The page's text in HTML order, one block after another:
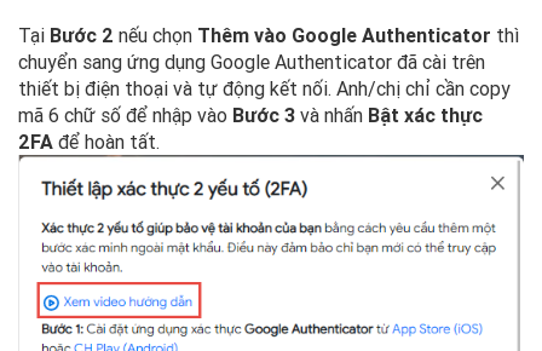
Tại Bước 2 nếu chọn Thêm vào Google Authenticator thì
chuyển sang ứng dụng Google Authenticator đã cài trên
thiết bị điện thoại và tự động kết nối. Anh/chị chỉ cần copy
mã 6 chữ số để nhập vào Bước 3 và nhấn Bật xác thực
2FA để hoàn tất.